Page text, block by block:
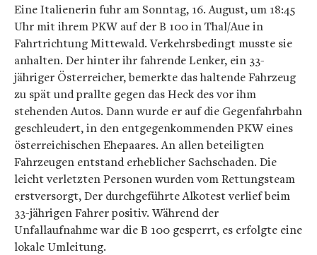
Eine Italienerin fuhr am Sonntag, 16. August, um 18:45
Uhr mit ihrem PKW auf der B 100 in Thal/Aue in
Fahrtrichtung Mittewald. Verkehrsbedingt musste sie
anhalten. Der hinter ihr fahrende Lenker, ein 33-
jähriger Österreicher, bemerkte das haltende Fahrzeug
zu spät und prallte gegen das Heck des vor ihm
stehenden Autos. Dann wurde er auf die Gegenfahrbahn
geschleudert, in den entgegenkommenden PKW eines
österreichischen Ehepaares. An allen beteiligten
Fahrzeugen entstand erheblicher Sachschaden. Die
leicht verletzten Personen wurden vom Rettungsteam
erstversorgt, Der durchgeführte Alkotest verlief beim
33-jährigen Fahrer positiv. Während der
Unfallaufnahme war die B 100 gesperrt, es erfolgte eine
lokale Umleitung.